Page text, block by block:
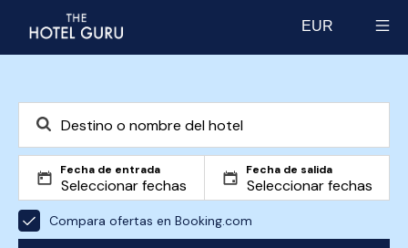
EUR
Fecha de entrada Fecha de salida
Compara ofertas en Booking.com